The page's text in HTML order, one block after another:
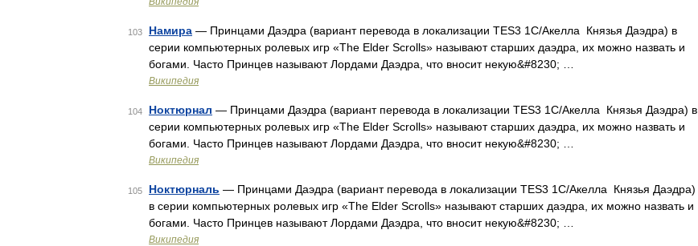
103 Намира — Принцами Даэдра (вариант перевода в локализации TES3 1С/Акелла Князья Даэдра) в
серии компьютерных ролевых игр «The Elder Scrolls» называют старших даэдра, их можно назвать и
богами. Часто Принцев называют Лордами Даэдра, что вносит некую&#8230; …
Википедия
104 Ноктюрнал — Принцами Даэдра (вариант перевода в локализации TES3 1С/Акелла Князья Даэдра) в
серии компьютерных ролевых игр «The Elder Scrolls» называют старших даэдра, их можно назвать и
богами. Часто Принцев называют Лордами Даэдра, что вносит некую&#8230; …
Википедия
105 Ноктюрналь — Принцами Даэдра (вариант перевода в локализации TES3 1С/Акелла Князья Даэдра)
в серии компьютерных ролевых игр «The Elder Scrolls» называют старших даэдра, их можно назвать и
богами. Часто Принцев называют Лордами Даэдра, что вносит некую&#8230; …
Википедия